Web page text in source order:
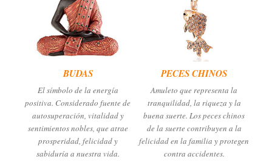
BUDAS
El símbolo de la energía
positiva. Considerado fuente de
autosuperación, vitalidad y
sentimientos nobles, que atrae
prosperidad, felicidad y
sabiduría a nuestra vida.
PECES CHINOS
Amuleto que representa la
tranquilidad, la riqueza y la
buena suerte. Los peces chinos
de la suerte contribuyen a la
felicidad en la familia y protegen
contra accidentes.